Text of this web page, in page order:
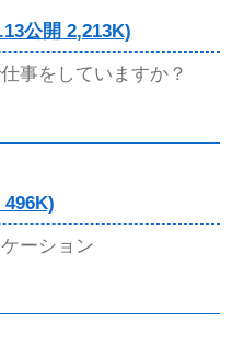
公開 2,213K)
事をしていますか？
ーション